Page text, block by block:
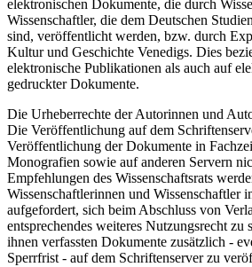
elektronischen Dokumente, die durch
Wissenschaftler, die dem Deutschen
sind, veröffentlicht werden, bzw. durch
Kultur und Geschichte Venedigs. Dies
elektronische Publikationen als auch auf
gedruckter Dokumente.
Die Urheberrechte der Autorinnen und
Die Veröffentlichung auf dem
Veröffentlichung der Dokumente in
Monografien sowie auf anderen Servern
Empfehlungen des Wissenschaftsrats
Wissenschaftlerinnen und Wissenschaftler
aufgefordert, sich beim Abschluss von
entsprechendes weiteres Nutzungsrecht zu
ihnen verfassten Dokumente zusätzlich -
Sperrfrist - auf dem Schriftenserver zu